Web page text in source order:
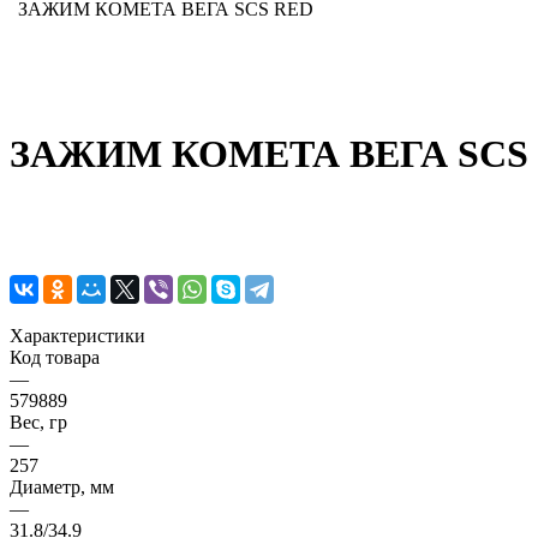
ЗАЖИМ КОМЕТА ВЕГА SCS RED
ЗАЖИМ КОМЕТА ВЕГА SCS
Характеристики
Код товара
—
579889
Вес, гр
—
257
Диаметр, мм
—
31.8/34.9